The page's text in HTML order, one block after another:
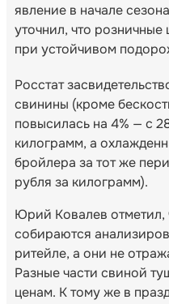
явление в начале
уточнил, что
при устойчивом
Росстат
свинины (кроме
повысилась на 4% — с
килограмм, а
бройлера за тот же
рубля за килограмм).
Юрий Ковалев отметил,
собираются
ритейле, а они не
Разные части свиной
ценам. К тому же в